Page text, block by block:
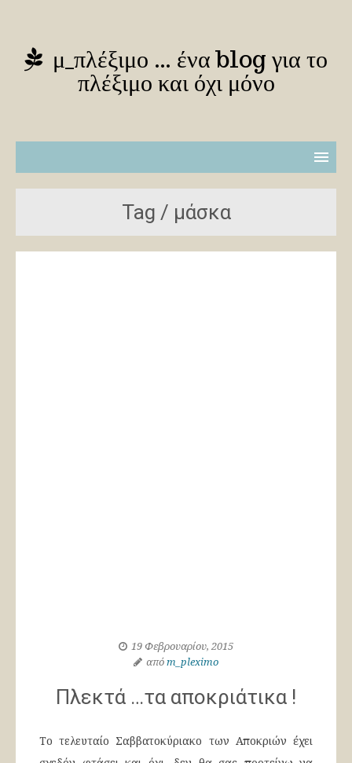
μ_πλέξιμο … ένα blog για το
πλέξιμο και όχι μόνο
Tag / μάσκα
19 Φεβρουαρίου, 2015
απόm_pleximo
Πλεκτά …τα αποκριάτικα !
Το τελευταίο Σαββατοκύριακο των Αποκριών έχει